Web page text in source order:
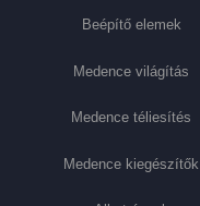
Beépítő elemek
Medence világítás
Medence téliesítés
Medence kiegészítők